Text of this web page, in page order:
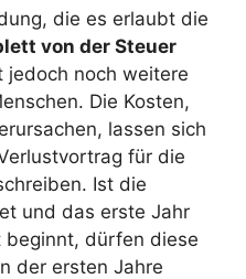
die es erlaubt die
von der Steuer
jedoch noch weitere
Die Kosten,
lassen sich
für die
Ist die
und das erste Jahr
beginnt, dürfen diese
der ersten Jahre